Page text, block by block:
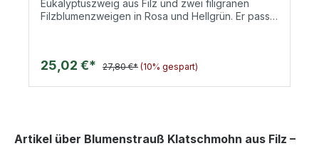
Eukalyptuszweig aus Filz und zwei filigranen
Filzblumenzweigen in Rosa und Hellgrün. Er passt
kleinen Tisch kommt er so besonders gut zur
kgMaterial: Wolle, Draht Mehr über den
25,02 €* 27,80 €* (10% gespart)
Artikel über Blumenstrauß Klatschmohn aus Filz –